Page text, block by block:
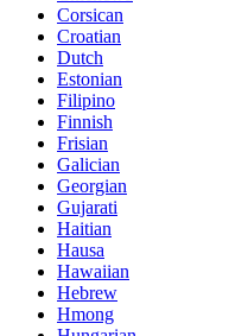
Corsican
Croatian
Dutch
Estonian
Filipino
Finnish
Frisian
Galician
Georgian
Gujarati
Haitian
Hausa
Hawaiian
Hebrew
Hmong